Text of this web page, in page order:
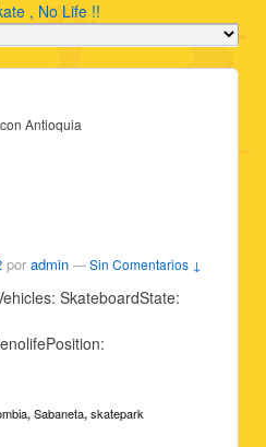
Antioquia
por admin —Sin Comentarios ↓
SkateboardState:
, Sabaneta, skatepark